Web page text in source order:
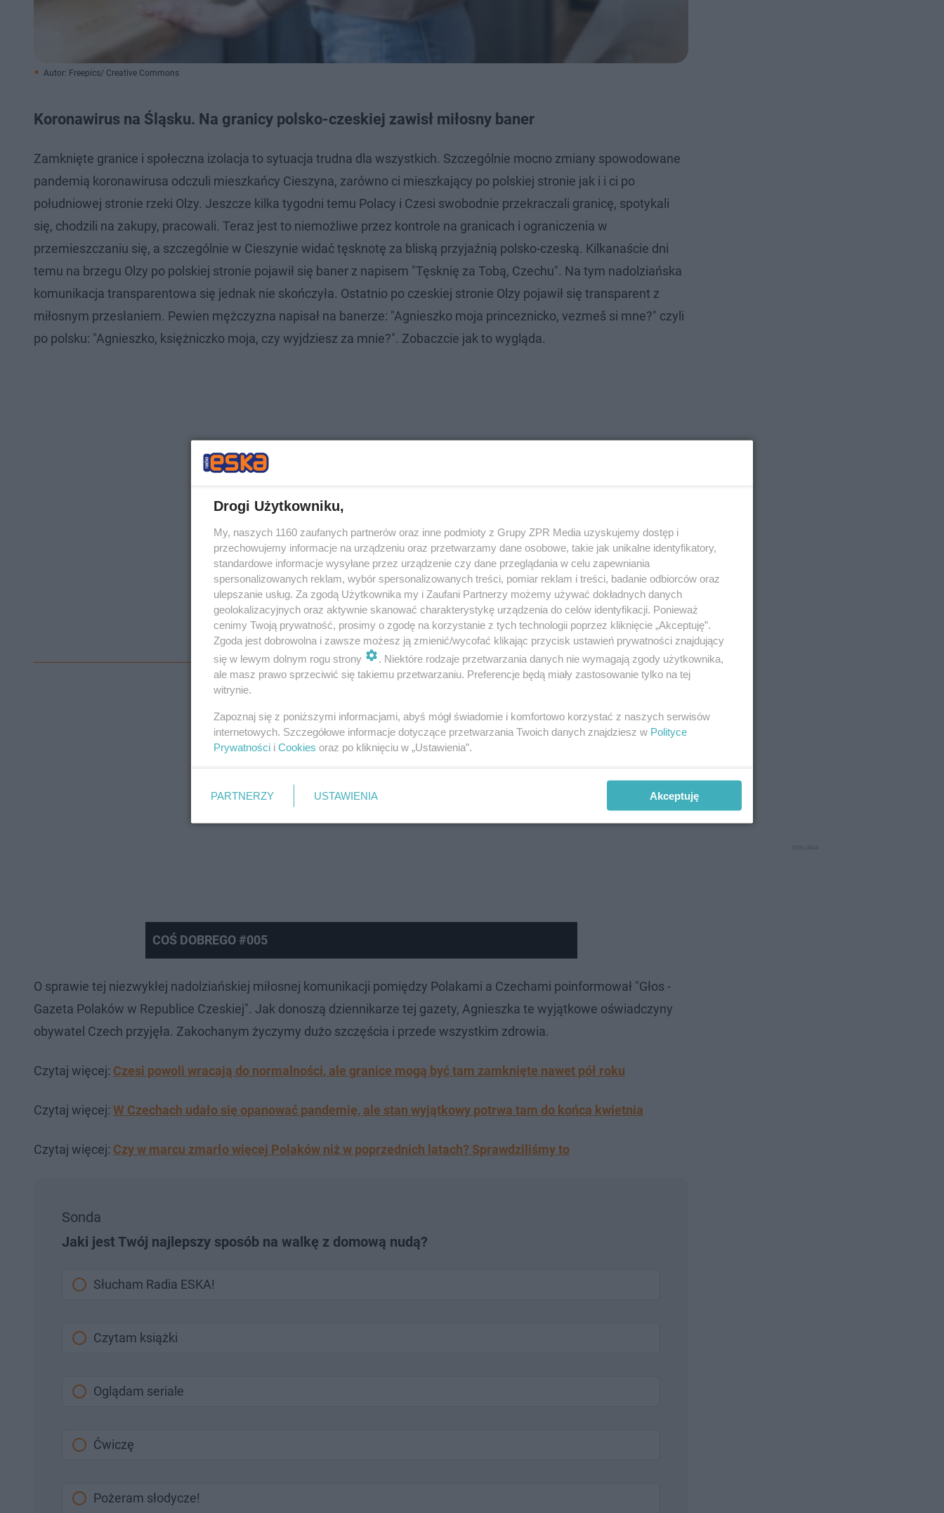
Autor: Freepics/ Creative Commons
Koronawirus na Śląsku. Na granicy polsko-czeskiej zawisł miłosny baner
Zamknięte granice i społeczna izolacja to sytuacja trudna dla wszystkich. Szczególnie mocno zmiany spowodowane
pandemią koronawirusa odczuli mieszkańcy Cieszyna, zarówno ci mieszkający po polskiej stronie jak i i ci po
południowej stronie rzeki Olzy. Jeszcze kilka tygodni temu Polacy i Czesi swobodnie przekraczali granicę, spotykali
się, chodzili na zakupy, pracowali. Teraz jest to niemożliwe przez kontrole na granicach i ograniczenia w
przemieszczaniu się, a szczególnie w Cieszynie widać tęsknotę za bliską przyjaźnią polsko-czeską. Kilkanaście dni
temu na brzegu Olzy po polskiej stronie pojawił się baner z napisem "Tęsknię za Tobą, Czechu". Na tym nadolziańska
komunikacja transparentowa się jednak nie skończyła. Ostatnio po czeskiej stronie Olzy pojawił się transparent z
miłosnym przesłaniem. Pewien mężczyzna napisał na banerze: "Agnieszko moja princeznicko, vezmeš si mne?" czyli
po polsku: "Agnieszko, księżniczko moja, czy wyjdziesz za mnie?". Zobaczcie jak to wygląda.
ROZWIŃ
COŚ DOBREGO #005
O sprawie tej niezwykłej nadolziańskiej miłosnej komunikacji pomiędzy Polakami a Czechami poinformował "Głos -
Gazeta Polaków w Republice Czeskiej". Jak donoszą dziennikarze tej gazety, Agnieszka te wyjątkowe oświadczyny
obywatel Czech przyjęła. Zakochanym życzymy dużo szczęścia i przede wszystkim zdrowia.
Czytaj więcej: Czesi powoli wracają do normalności, ale granice mogą być tam zamknięte nawet pół roku
Czytaj więcej: W Czechach udało się opanować pandemię, ale stan wyjątkowy potrwa tam do końca kwietnia
Czytaj więcej: Czy w marcu zmarło więcej Polaków niż w poprzednich latach? Sprawdziliśmy to
Sonda
Jaki jest Twój najlepszy sposób na walkę z domową nudą?
Słucham Radia ESKA!
Czytam książki
Oglądam seriale
Ćwiczę
Pożeram słodycze!
Drogi Użytkowniku,
My, naszych 1160 zaufanych partnerów oraz inne podmioty z Grupy ZPR Media uzyskujemy dostęp i
przechowujemy informacje na urządzeniu oraz przetwarzamy dane osobowe, takie jak unikalne identyfikatory,
standardowe informacje wysyłane przez urządzenie czy dane przeglądania w celu zapewniania
spersonalizowanych reklam, wybór spersonalizowanych treści, pomiar reklam i treści, badanie odbiorców oraz
ulepszanie usług. Za zgodą Użytkownika my i Zaufani Partnerzy możemy używać dokładnych danych
geolokalizacyjnych oraz aktywnie skanować charakterystykę urządzenia do celów identyfikacji. Ponieważ
cenimy Twoją prywatność, prosimy o zgodę na korzystanie z tych technologii poprzez kliknięcie „Akceptuję”.
Zgoda jest dobrowolna i zawsze możesz ją zmienić/wycofać klikając przycisk ustawień prywatności znajdujący
się w lewym dolnym rogu strony
. Niektóre rodzaje przetwarzania danych nie wymagają zgody użytkownika,
ale masz prawo sprzeciwić się takiemu przetwarzaniu. Preferencje będą miały zastosowanie tylko na tej
witrynie.
Zapoznaj się z poniższymi informacjami, abyś mógł świadomie i komfortowo korzystać z naszych serwisów
internetowych. Szczegółowe informacje dotyczące przetwarzania Twoich danych znajdziesz w Polityce
Prywatności i Cookies oraz po kliknięciu w „Ustawienia”.
PARTNERZY USTAWIENIA Akceptuję